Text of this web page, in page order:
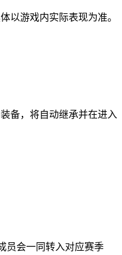
以游戏内实际表现为准。
备，将自动继承并在进入
员会一同转入对应赛季